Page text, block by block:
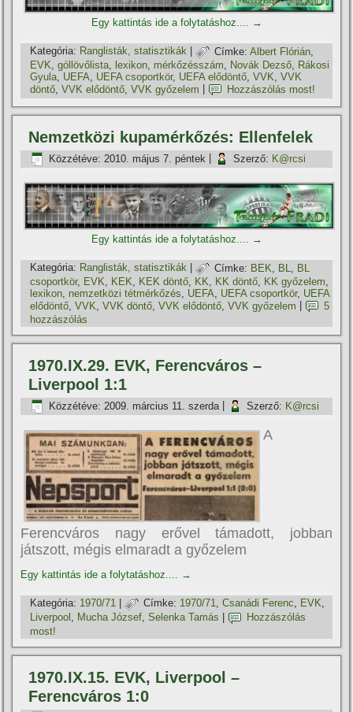
Egy kattintás ide a folytatáshoz.... →
Kategória: Ranglisták, statisztikák | Címke: Albert Flórián
EVK,góllövőlista, lexikon, mérkőzésszám, Novák Dezső, Rákosi
Gyula, UEFA, UEFA csoportkör, UEFA elődöntő,VVK,VVK
döntő ,VVK elődöntő ,VVK győzelem Hozzászólás most!
Nemzetközi kupamérkőzés: Ellenfelek
Közzétéve: 2010. május 7. péntek Szerző: K@rcsi
Egy kattintás ide a folytatáshoz.... →
Kategória: Ranglisták, statisztikák | Címke: BEK BL
BL
csoportkör, EVK, KEK, KEK döntő, KK, KK döntő, KK győzelem,
lexikon, nemzetközi tétmérkőzés, UEFA, UEFA csoportkör, UEFA
elődöntő ,VVK ,VVK döntő ,VVK elődöntő ,VVK győzelem
5
hozzászólás
1970.IX.29. EVK, Ferencváros –
Liverpool 1:1
Közzétéve: 2009. március 11. szerda Szerző: K@rcsi
A
Ferencváros nagy erővel támadott, jobban
játszott, mégis elmaradt a győzelem
Egy kattintás ide a folytatáshoz.... →
Kategória: 1970/71 Címke: 1970/71 ,Csanádi Ferenc EVK
Liverpool
Mucha József ,Selenka Tamás
Hozzászólás
most!
1970.IX.15. EVK, Liverpool –
Ferencváros 1:0